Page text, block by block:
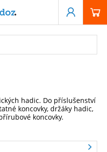
hadic. Do příslušenství
koncovky, držáky hadic,
koncovky.